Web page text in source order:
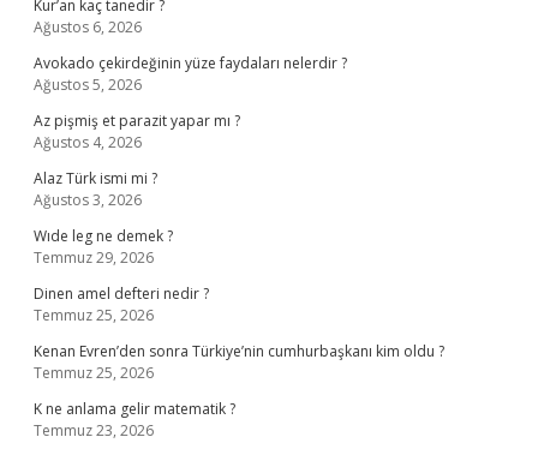
Kur’an kaç tanedir ?
Ağustos 6, 2026
Avokado çekirdeğinin yüze faydaları nelerdir ?
Ağustos 5, 2026
Az pişmiş et parazit yapar mı ?
Ağustos 4, 2026
Alaz Türk ismi mi ?
Ağustos 3, 2026
Wıde leg ne demek ?
Temmuz 29, 2026
Dinen amel defteri nedir ?
Temmuz 25, 2026
Kenan Evren’den sonra Türkiye’nin cumhurbaşkanı kim oldu ?
Temmuz 25, 2026
K ne anlama gelir matematik ?
Temmuz 23, 2026